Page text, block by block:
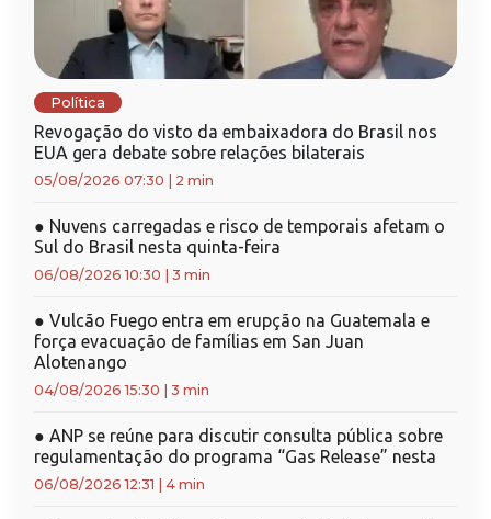
Política
Revogação do visto da embaixadora do Brasil nos
EUA gera debate sobre relações bilaterais
05/08/2026 07:30 2 min
● Nuvens carregadas e risco de temporais afetam o
Sul do Brasil nesta quinta-feira
06/08/2026 10:30 3 min
● Vulcão Fuego entra em erupção na Guatemala e
força evacuação de famílias em San Juan
Alotenango
04/08/2026 15:30 3 min
● ANP se reúne para discutir consulta pública sobre
regulamentação do programa “Gas Release” nesta
06/08/2026 12:31 4 min